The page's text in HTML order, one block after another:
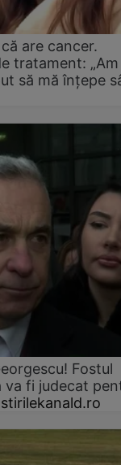
are cancer.
tratament:
să mă înțepe
Fostul
va fi judecat